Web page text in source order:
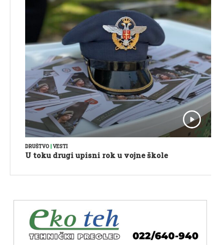
DRUŠTVO|VESTI
U toku drugi upisni rok u vojne škole